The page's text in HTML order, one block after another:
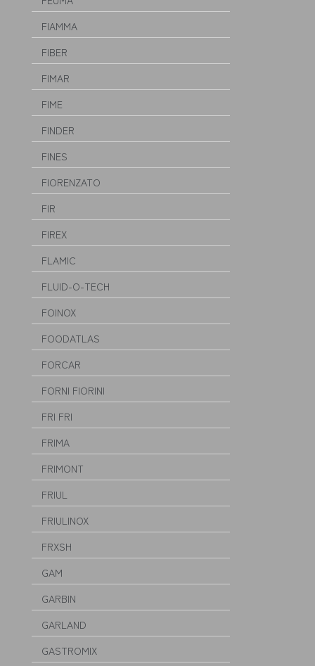
FIAMMA
FIBER
FIMAR
FIME
FINDER
FINES
FIORENZATO
FIR
FIREX
FLAMIC
FLUID-O-TECH
FOINOX
FOODATLAS
FORCAR
FORNI FIORINI
FRI FRI
FRIMA
FRIMONT
FRIUL
FRIULINOX
FRXSH
GAM
GARBIN
GARLAND
GASTROMIX